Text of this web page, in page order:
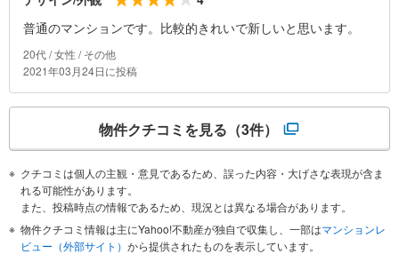
普通のマンションです。比較的きれいで新しいと思います。
20代 / 女性 / その他
2021年03月24日に投稿
物件クチコミを見る （3件）
クチコミは個人の主観・意見であるため、誤った内容・大げさな表現が含ま
れる可能性があります。
また、投稿時点の情報であるため、現況とは異なる場合があります。
物件クチコミ情報は主にYahoo!不動産が独自で収集し、一部はマンションレ
ビュー（外部サイト） から提供されたものを表示しています。